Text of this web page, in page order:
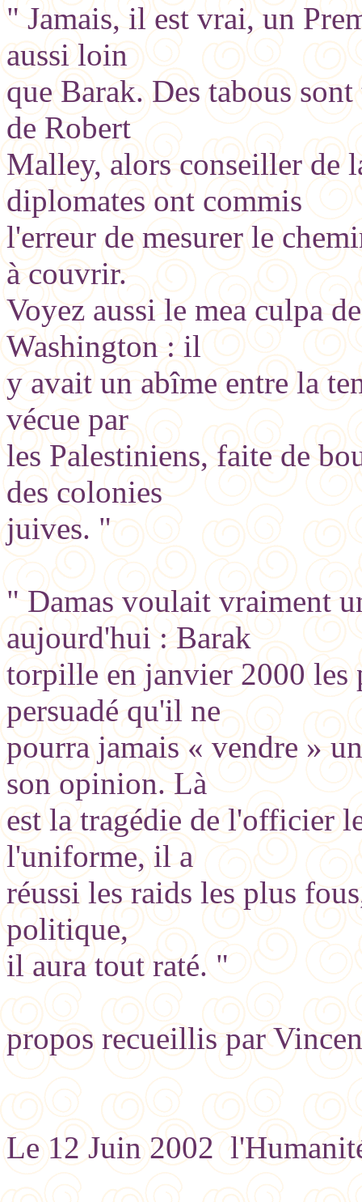
" Jamais, il est vrai, un
aussi loin
que Barak. Des tabous
de Robert
Malley, alors conseiller de
diplomates ont commis
l'erreur de mesurer le
à couvrir.
Voyez aussi le mea culpa
Washington : il
y avait un abîme entre la
vécue par
les Palestiniens, faite de
des colonies
juives. "
" Damas voulait vraiment
aujourd'hui : Barak
torpille en janvier 2000 les
persuadé qu'il ne
pourra jamais « vendre »
son opinion. Là
est la tragédie de l'officier
l'uniforme, il a
réussi les raids les plus
politique,
il aura tout raté. "
propos recueillis par
Le 12 Juin 2002